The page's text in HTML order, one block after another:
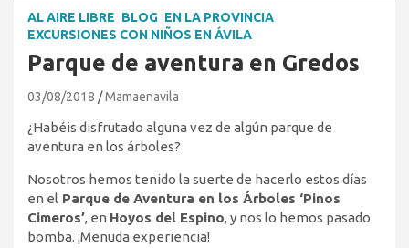
AL AIRE LIBRE BLOG EN LA PROVINCIA
EXCURSIONES CON NIÑOS EN ÁVILA
Parque de aventura en Gredos
03/08/2018 Mamaenavila
¿Habéis disfrutado alguna vez de algún parque de
aventura en los árboles?
Nosotros hemos tenido la suerte de hacerlo estos días
en el Parque de Aventura en los Árboles ‘Pinos
Cimeros’, en Hoyos del Espino, y nos lo hemos pasado
bomba. ¡Menuda experiencia!